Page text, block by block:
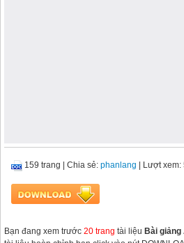
159 trang Chia sẻ: phanlang | Lượt xem:
Bạn đang xem trước 20 trang tài liệu Bài